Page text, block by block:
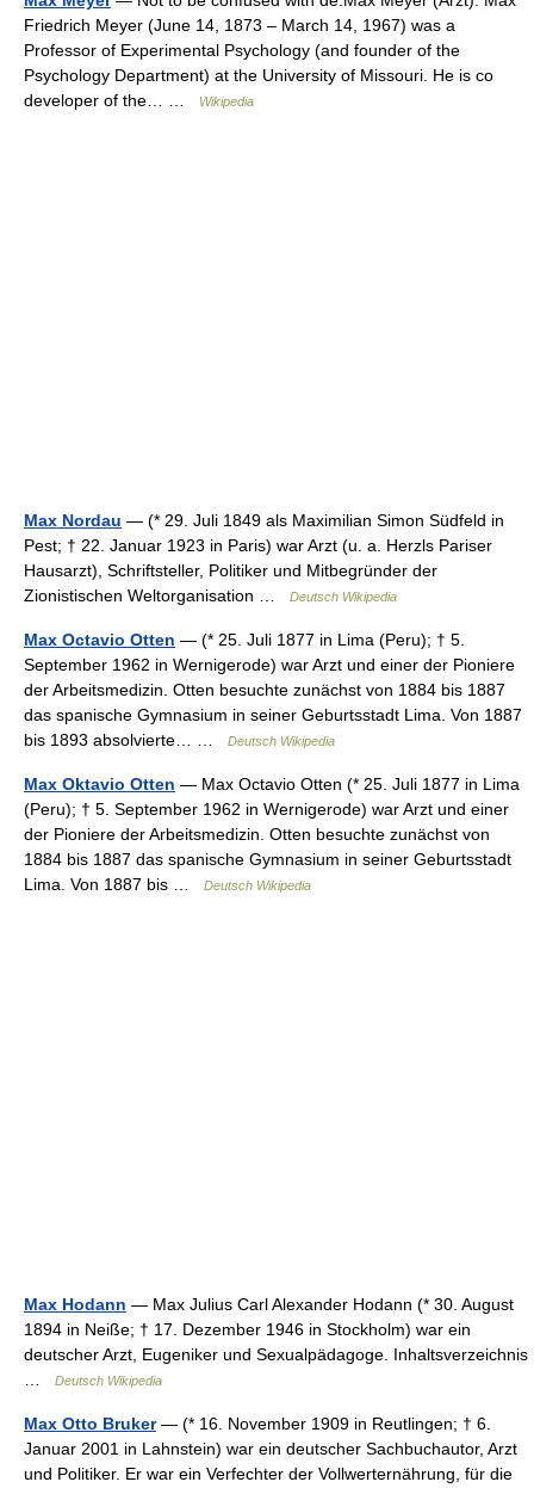
Friedrich Meyer (June 14, 1873 – March 14, 1967) was a
Professor of Experimental Psychology (and founder of the
Psychology Department) at the University of Missouri. He is co
developer of the… …
Wikipedia
Max Nordau — (* 29. Juli 1849 als Maximilian Simon Südfeld in
Pest; † 22. Januar 1923 in Paris) war Arzt (u. a. Herzls Pariser
Hausarzt), Schriftsteller, Politiker und Mitbegründer der
Zionistischen Weltorganisation …
Deutsch Wikipedia
Max Octavio Otten — (* 25. Juli 1877 in Lima (Peru); † 5.
September 1962 in Wernigerode) war Arzt und einer der Pioniere
der Arbeitsmedizin. Otten besuchte zunächst von 1884 bis 1887
das spanische Gymnasium in seiner Geburtsstadt Lima. Von 1887
bis 1893 absolvierte… …
Deutsch Wikipedia
Max Oktavio Otten — Max Octavio Otten (* 25. Juli 1877 in Lima
(Peru); † 5. September 1962 in Wernigerode) war Arzt und einer
der Pioniere der Arbeitsmedizin. Otten besuchte zunächst von
1884 bis 1887 das spanische Gymnasium in seiner Geburtsstadt
Lima. Von 1887 bis …
Deutsch Wikipedia
Max Hodann — Max Julius Carl Alexander Hodann (* 30. August
1894 in Neiße; † 17. Dezember 1946 in Stockholm) war ein
deutscher Arzt, Eugeniker und Sexualpädagoge. Inhaltsverzeichnis
Deutsch Wikipedia
Max Otto Bruker— (* 16. November 1909 in Reutlingen; † 6.
Januar 2001 in Lahnstein) war ein deutscher Sachbuchautor, Arzt
und Politiker. Er war ein Verfechter der Vollwerternährung, für die